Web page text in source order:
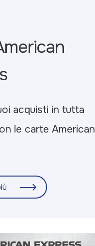
acquisti in tutta
le carte American